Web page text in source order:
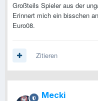
Großteils Spieler aus der
Erinnert mich ein bisschen
Euro08.
Zitieren
Mecki